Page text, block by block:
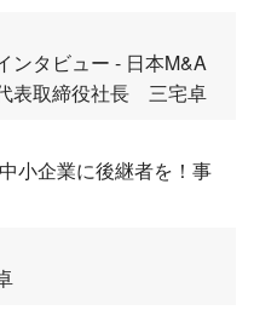
タビュー - 日本M&A
表取締役社長 三宅卓
企業に後継者を！事